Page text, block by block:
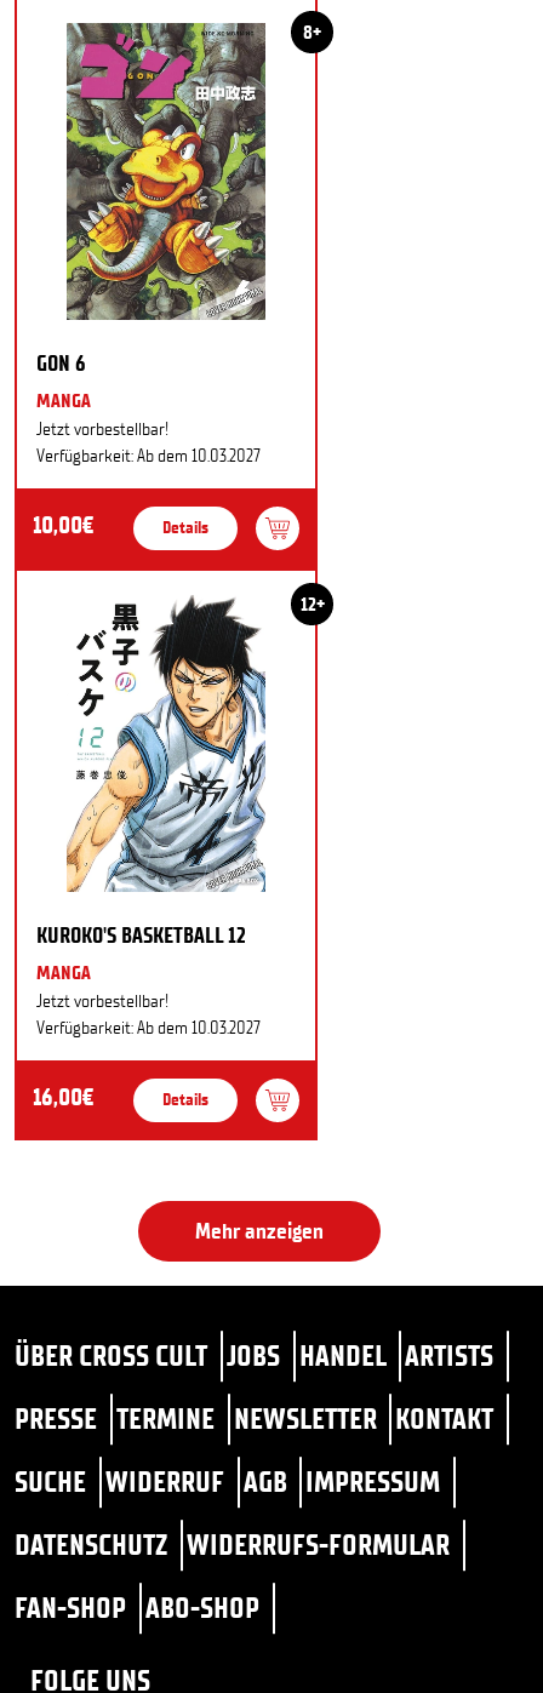
8+
GON 6
MANGA
Jetzt vorbestellbar!
Verfügbarkeit: Ab dem 10.03.2027
10,00€ Details
12+
KUROKO'S BASKETBALL 12
MANGA
Jetzt vorbestellbar!
Verfügbarkeit: Ab dem 10.03.2027
16,00€ Details
Mehr anzeigen
ÜBER CROSS CULT JOBS HANDEL ARTISTS
PRESSE TERMINE NEWSLETTER KONTAKT
SUCHE WIDERRUF AGB IMPRESSUM
DATENSCHUTZ WIDERRUFS-FORMULAR
FAN-SHOP ABO-SHOP
FOLGE UNS